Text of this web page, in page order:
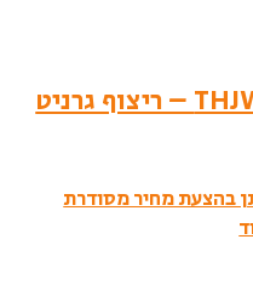
THJWT-4193-90×180 – ריצוף גרניט
בהצעת מחיר מסודרת